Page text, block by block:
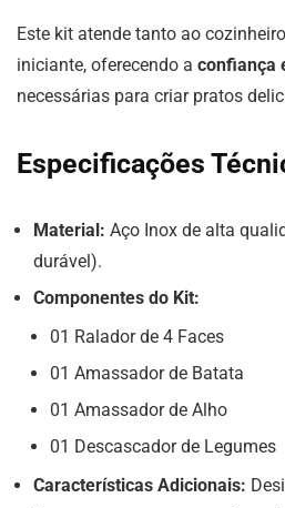
Este kit atende tanto ao
iniciante, oferecendo a confiança
necessárias para criar pratos
Especificações
Material: Aço Inox de alta
durável).
Componentes do Kit:
01 Ralador de 4 Faces
01 Amassador de Batata
01 Amassador de Alho
01 Descascador de Legumes
Características Adicionais: